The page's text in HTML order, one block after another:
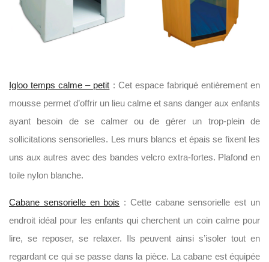
Igloo temps calme – petit : Cet espace fabriqué entièrement en
mousse permet d’offrir un lieu calme et sans danger aux enfants
ayant besoin de se calmer ou de gérer un trop-plein de
sollicitations sensorielles. Les murs blancs et épais se fixent les
uns aux autres avec des bandes velcro extra-fortes. Plafond en
toile nylon blanche.
Cabane sensorielle en bois : Cette cabane sensorielle est un
endroit idéal pour les enfants qui cherchent un coin calme pour
lire, se reposer, se relaxer. Ils peuvent ainsi s’isoler tout en
regardant ce qui se passe dans la pièce. La cabane est équipée